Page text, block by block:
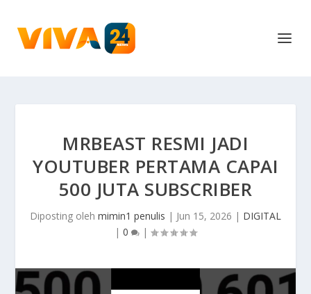
MRBEAST RESMI JADI
YOUTUBER PERTAMA CAPAI
500 JUTA SUBSCRIBER
Diposting oleh mimin1 penulis | Jun 15, 2026 | DIGITAL
| 0 |